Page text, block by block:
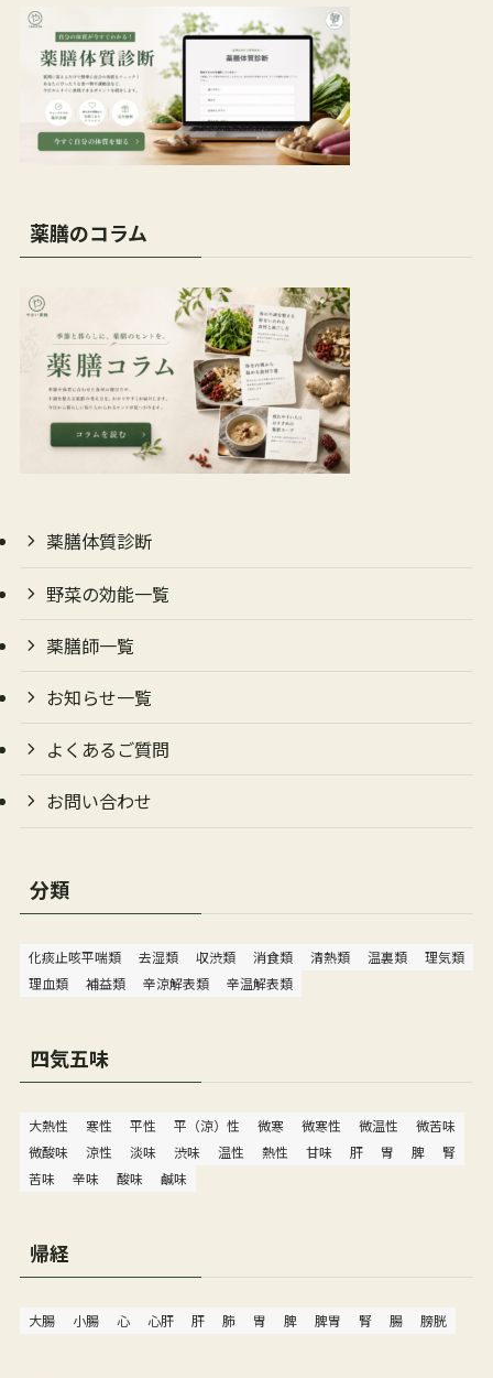
薬膳のコラム
薬膳体質診断
野菜の効能一覧
薬膳師一覧
お知らせ一覧
よくあるご質問
お問い合わせ
分類
化痰止咳平喘類 去湿類 収渋類 消食類 清熱類 温裏類
理気類
理血類
補益類 辛涼解表類 辛温解表類
四気五味
大熱性 寒性 平性 平（涼）性 微寒 微寒性 微温性
微苦味
微酸味
涼性 淡味 渋味 温性 熱性 甘味 肝 胃 脾
腎
苦味
辛味 酸味 鹹味
帰経
大腸 小腸 心 心肝 肝 肺 胃 脾 脾胃 腎 腸 膀胱